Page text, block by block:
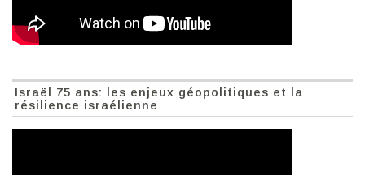
Israël 75 ans: les enjeux géopolitiques et la
résilience israélienne